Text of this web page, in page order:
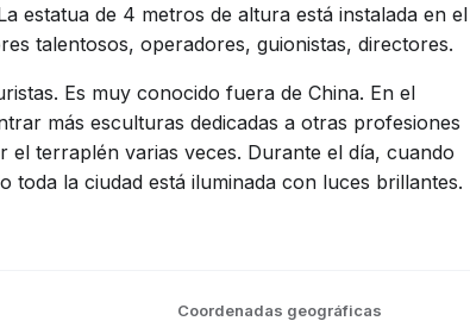
estatua de 4 metros de altura está instalada en el
talentosos, operadores, guionistas, directores.
Es muy conocido fuera de China. En el
más esculturas dedicadas a otras profesiones
el terraplén varias veces. Durante el día, cuando
la ciudad está iluminada con luces brillantes.
Coordenadas geográficas